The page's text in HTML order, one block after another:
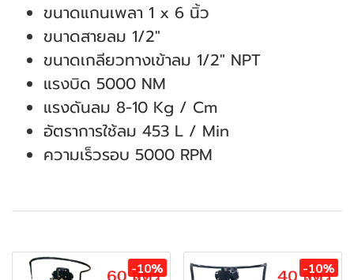
ขนาดแกนเพลา 1 x 6 นิ้ว
ขนาดสายลม 1/2"
ขนาดเกลียวทางเข้าลม 1/2" NPT
แรงบิด 5000 NM
แรงดันลม 8-10 Kg / Cm
อัตราการใช้ลม 453 L / Min
ความเร็วรอบ 5000 RPM
-10% -10%